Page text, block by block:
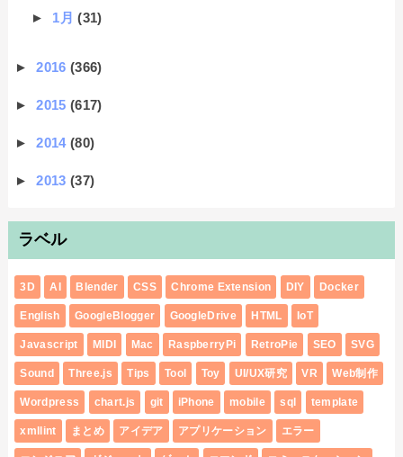
► 1月(31)
►2016(366)
►2015(617)
►2014(80)
►2013(37)
ラベル
3D AI Blender CSS Chrome Extension DIY Docker
English GoogleBlogger GoogleDrive HTML IoT
Javascript MIDI Mac RaspberryPi RetroPie SEO SVG
Sound Three.js Tips Tool Toy UI/UX研究 VR Web制作
Wordpress chart.js git iPhone mobile sql template
xmllint まとめ アイデア アプリケーション エラー